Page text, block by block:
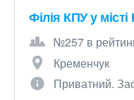
Філія КПУ у
№257 в
Кременчук
Приватний.